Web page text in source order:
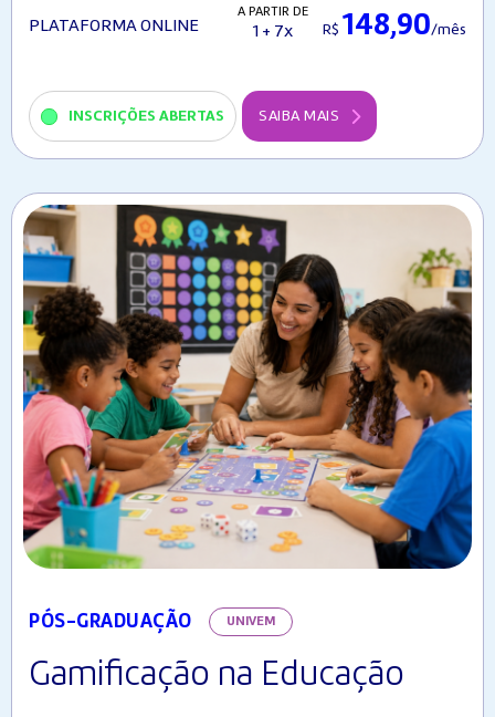
PLATAFORMA ONLINE
A PARTIR DE
1 + 7x R$ 148,90/mês
INSCRIÇÕES ABERTAS SAIBA MAIS
PÓS-GRADUAÇÃO UNIVEM
Gamificação na Educação